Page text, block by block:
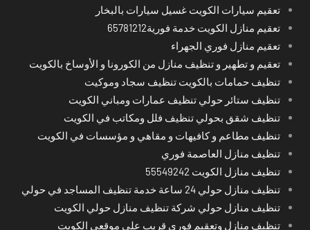
تعقيم سيارات الكويت غسيل سيارات بالبخار
تعقيم منازل الكويت خدمة فورية65781212
تعقيم منازل فوري الجهراء
تعقيم و تطهير و تنظيف منازل من الكورونا و الأوساخ بالكويت
تنظيف حمامات بالكويت تنظيف سجاد وموكيت
تنظيف ستائر حولي تنظيف عمارات ومباني الكويت
تنظيف شقق بحولي تنظيف فلل ومكاتب في الكويت
تنظيف مطاعم و كافيهات و مقاهي و مؤسسات في الكويت
تنظيف منازل العاصمة فوري
تنظيف منازل الكويت 55549242
تنظيف منازل حولي 24 ساعة خدمة تنظيف المساجد في حولي
تنظيف منازل حولي شركة تنظيف منازل حولي الكويت
تنظيف منازل وتعقيم فوري قريب على موقعي الكويت